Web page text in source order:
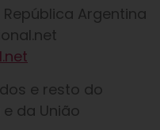
República Argentina
e resto do
da União